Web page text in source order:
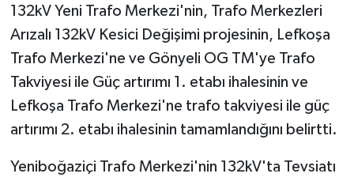
132kV Yeni Trafo Merkezi'nin, Trafo Merkezleri
Arızalı 132kV Kesici Değişimi projesinin, Lefkoşa
Trafo Merkezi'ne ve Gönyeli OG TM'ye Trafo
Takviyesi ile Güç artırımı 1. etabı ihalesinin ve
Lefkoşa Trafo Merkezi'ne trafo takviyesi ile güç
artırımı 2. etabı ihalesinin tamamlandığını belirtti.
Yeniboğaziçi Trafo Merkezi'nin 132kV'ta Tevsiatı